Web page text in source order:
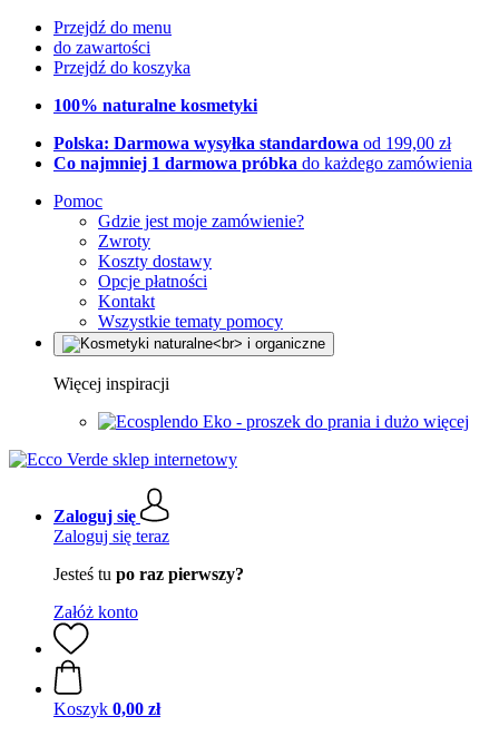
Przejdź do menu
do zawartości
Przejdź do koszyka
100% naturalne kosmetyki
Polska: Darmowa wysyłka standardowa od 199,00 zł
Co najmniej 1 darmowa próbka do każdego zamówienia
Pomoc
Gdzie jest moje zamówienie?
Zwroty
Koszty dostawy
Opcje płatności
Kontakt
Wszystkie tematy pomocy
Więcej inspiracji
Eko - proszek do prania i dużo więcej
Zaloguj się
Zaloguj się teraz
Jesteś tu po raz pierwszy?
Załóż konto
Koszyk 0,00 zł